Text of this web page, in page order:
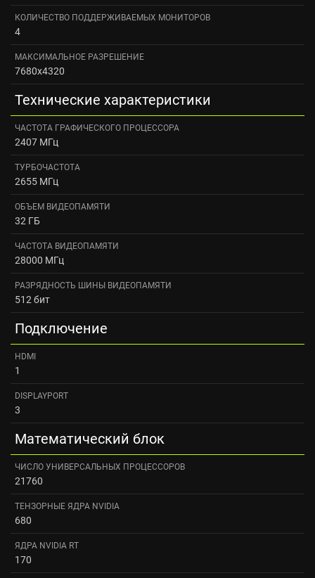
КОЛИЧЕСТВО ПОДДЕРЖИВАЕМЫХ МОНИТОРОВ
4
МАКСИМАЛЬНОЕ РАЗРЕШЕНИЕ
7680x4320
Технические характеристики
ЧАСТОТА ГРАФИЧЕСКОГО ПРОЦЕССОРА
2407 МГц
ТУРБОЧАСТОТА
2655 МГц
ОБЪЕМ ВИДЕОПАМЯТИ
32 ГБ
ЧАСТОТА ВИДЕОПАМЯТИ
28000 МГц
РАЗРЯДНОСТЬ ШИНЫ ВИДЕОПАМЯТИ
512 бит
Подключение
HDMI
1
DISPLAYPORT
3
Математический блок
ЧИСЛО УНИВЕРСАЛЬНЫХ ПРОЦЕССОРОВ
21760
ТЕНЗОРНЫЕ ЯДРА NVIDIA
680
ЯДРА NVIDIA RT
170